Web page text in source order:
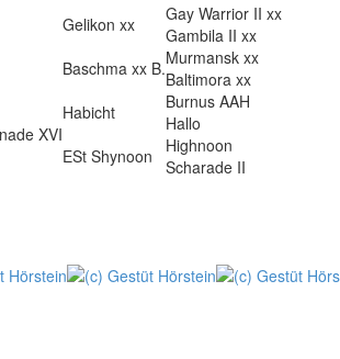
Gelikon xx
Gay Warrior II xx
Gambila II xx
Baschma xx B.Murmansk xx
Baltimora xx
XVI
Habicht
Burnus AAH
Hallo
ESt Shynoon
Highnoon
Scharade II